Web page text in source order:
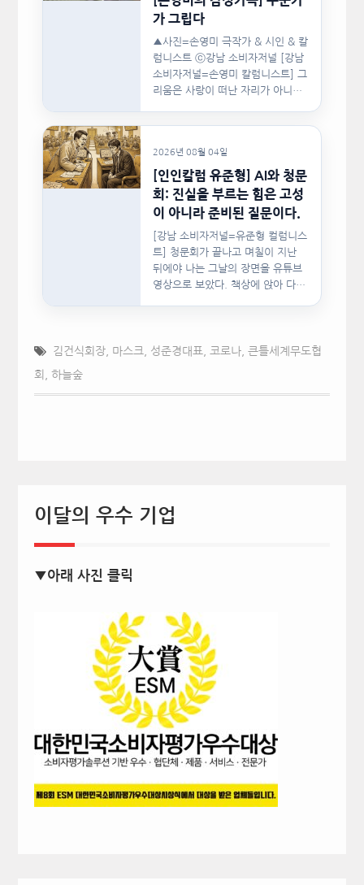
가 그립다
▲사진=손영미 극작가 & 시인 & 칼
럼니스트 ⓒ강남 소비자저널 [강남
소비자저널=손영미 칼럼니스트] 그
리움은 사랑이 떠난 자리가 아니라,
2026년 08월 04일
[인인칼럼 유준형] AI와 청문
회: 진실을 부르는 힘은 고성
이 아니라 준비된 질문이다.
[강남 소비자저널=유준형 컬럼니스
트] 청문회가 끝나고 며칠이 지난
뒤에야 나는 그날의 장면을 유튜브
영상으로 보았다. 책상에 앉아 다른
김건식회장, 마스크 성준경대표 코로나, 큰틀세계무도협
회 하늘숲
이달의 우수 기업
▼아래 사진 클릭